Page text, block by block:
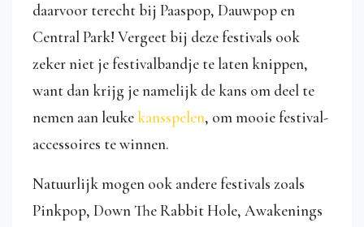
daarvoor terecht bij Paaspop, Dauwpop en
Central Park! Vergeet bij deze festivals ook
zeker niet je festivalbandje te laten knippen,
want dan krijg je namelijk de kans om deel te
nemen aan leukekansspelen, om mooie festival-
accessoires te winnen.
Natuurlijk mogen ook andere festivals zoals
Pinkpop, Down The Rabbit Hole, Awakenings